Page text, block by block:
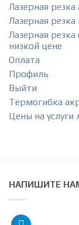
Лазерная
Лазерная
Лазерная
низкой цене
Оплата
Профиль
Выйти
Термогибка
Цены на услуги
НАПИШИТЕ
telegram